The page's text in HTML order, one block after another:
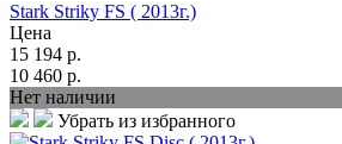
Stark Striky FS ( 2013г.)
Цена
15 194 р.
10 460 р.
Нет наличии
Убрать из избранного